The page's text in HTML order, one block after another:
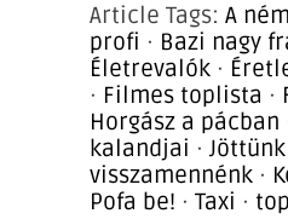
Article Tags: A
profi · Bazi nagy
Életrevalók ·
· Filmes toplista ·
Horgász a pácban
kalandjai ·
visszamennénk ·
Pofa be! · Taxi ·